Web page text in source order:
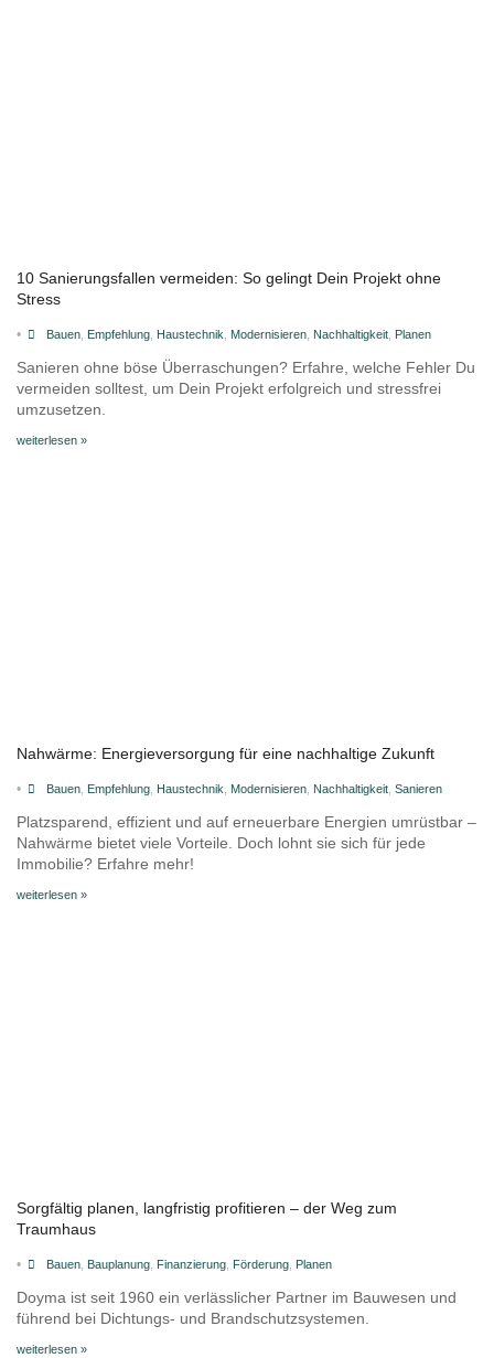
10 Sanierungsfallen vermeiden: So gelingt Dein Projekt ohne
Stress
• Bauen, Empfehlung, Haustechnik Modernisieren, Nachhaltigkeit, Planen
Sanieren ohne böse Überraschungen? Erfahre, welche Fehler Du
vermeiden solltest, um Dein Projekt erfolgreich und stressfrei
umzusetzen.
weiterlesen »
Nahwärme: Energieversorgung für eine nachhaltige Zukunft
• Bauen, Empfehlung, Haustechnik Modernisieren, Nachhaltigkeit, Sanieren
Platzsparend, effizient und auf erneuerbare Energien umrüstbar –
Nahwärme bietet viele Vorteile. Doch lohnt sie sich für jede
Immobilie? Erfahre mehr!
weiterlesen »
Sorgfältig planen, langfristig profitieren – der Weg zum
Traumhaus
• Bauen, Bauplanung, Finanzierung, Förderung, Planen
Doyma ist seit 1960 ein verlässlicher Partner im Bauwesen und
führend bei Dichtungs- und Brandschutzsystemen.
weiterlesen »